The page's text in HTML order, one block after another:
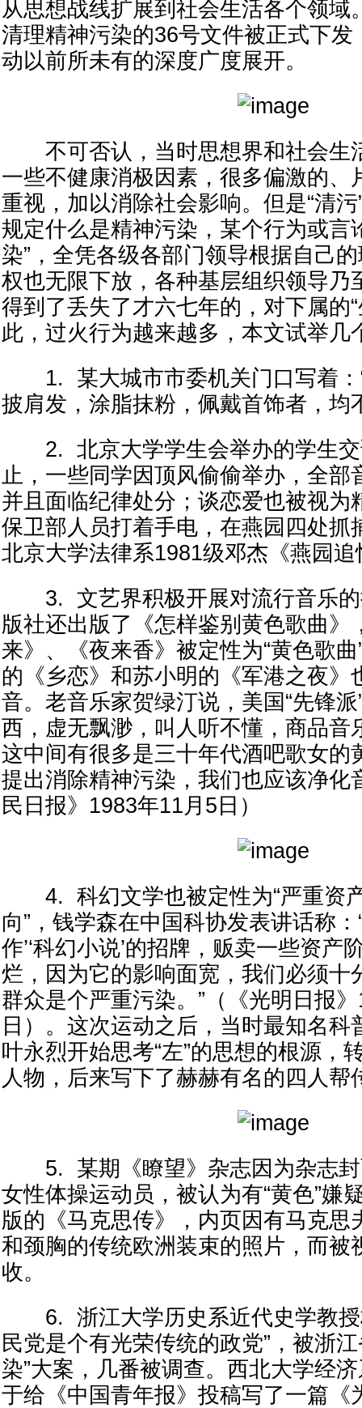
从思想战线扩展到社会生活各个领域
清理精神污染的36号文件被正式下发
动以前所未有的深度广度展开。
不可否认，当时思想界和社会生
一些不健康消极因素，很多偏激的、
重视，加以消除社会影响。但是“清
规定什么是精神污染，某个行为或言
染”，全凭各级各部门领导根据自己
权也无限下放，各种基层组织领导乃
得到了丢失了才六七年的，对下属的
此，过火行为越来越多，本文试举几
1. 某大城市市委机关门口写着：
披肩发，涂脂抹粉，佩戴首饰者，均
2. 北京大学学生会举办的学生交
止，一些同学因顶风偷偷举办，全部
并且面临纪律处分；谈恋爱也被视为
保卫部人员打着手电，在燕园四处抓
北京大学法律系1981级邓杰《燕园追
3. 文艺界积极开展对流行音乐的
版社还出版了《怎样鉴别黄色歌曲》
来》、《夜来香》被定性为“黄色歌
的《乡恋》和苏小明的《军港之夜》
音。老音乐家贺绿汀说，美国“先锋
西，虚无飘渺，叫人听不懂，商品音
这中间有很多是三十年代酒吧歌女的
提出消除精神污染，我们也应该净化
民日报》1983年11月5日）
4. 科幻文学也被定性为“严重资
向”，钱学森在中国科协发表讲话称：
作’‘科幻小说’的招牌，贩卖一些资产
烂，因为它的影响面宽，我们必须
群众是个严重污染。”（《光明日报
日）。这次运动之后，当时最知名科
叶永烈开始思考“左”的思想的根源，
人物，后来写下了赫赫有名的四人帮
5. 某期《瞭望》杂志因为杂志封
女性体操运动员，被认为有“黄色”嫌
版的《马克思传》，内页因有马克思
和颈胸的传统欧洲装束的照片，而被
收。
6. 浙江大学历史系近代史学教授
民党是个有光荣传统的政党”，被浙
染”大案，几番被调查。西北大学经
于给《中国青年报》投稿写了一篇《